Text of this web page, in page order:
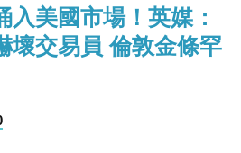
入美國市場！英媒：
壞交易員 倫敦金條罕